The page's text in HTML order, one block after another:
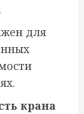
для
крана